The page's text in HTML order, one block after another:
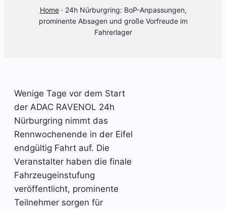
Home· 24h Nürburgring: BoP-Anpassungen,
prominente Absagen und große Vorfreude im
Fahrerlager
Wenige Tage vor dem Start
der ADAC RAVENOL 24h
Nürburgring nimmt das
Rennwochenende in der Eifel
endgültig Fahrt auf. Die
Veranstalter haben die finale
Fahrzeugeinstufung
veröffentlicht, prominente
Teilnehmer sorgen für